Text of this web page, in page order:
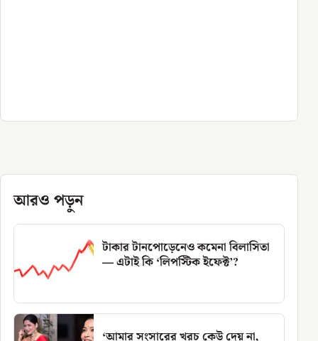
আরও পড়ুন
টাকার টানপোড়েনেও কমেনা বিলাসিতা
— এটাই কি ‘লিপস্টিক ইফেক্ট’?
‘আমার সংসারের খরচ কেউ দেয় না,